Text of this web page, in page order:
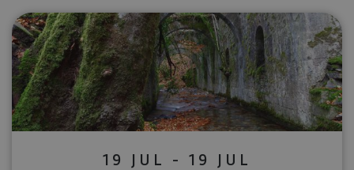
19 JUL - 19 JUL